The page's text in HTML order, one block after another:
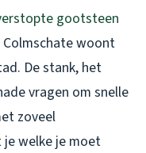
gootsteen
woont
De stank, het
vragen om snelle
zoveel
welke je moet